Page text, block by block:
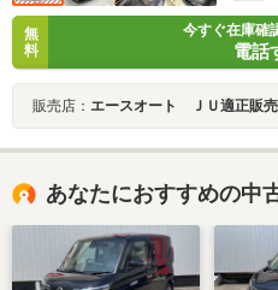
無
料
今すぐ在庫確
電話
販売店： エースオート ＪＵ適正販売
あなたにおすすめの中